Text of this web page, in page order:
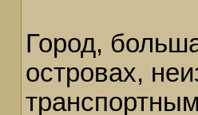
Город,
островах,